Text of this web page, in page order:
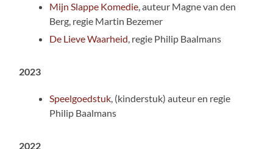
Mijn Slappe Komedie, auteur Magne van den
Berg, regie Martin Bezemer
De Lieve Waarheid, regie Philip Baalmans
2023
Speelgoedstuk, (kinderstuk) auteur en regie
Philip Baalmans
2022